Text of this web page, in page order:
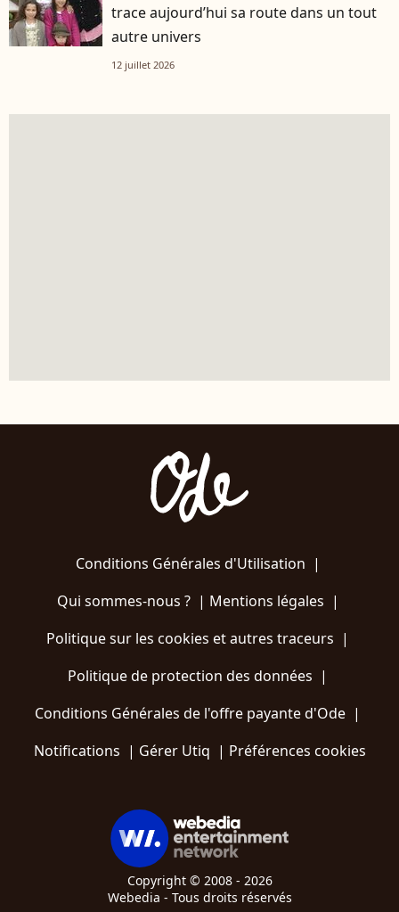
trace aujourd’hui sa route dans un tout
autre univers
12 juillet 2026
Conditions Générales d'Utilisation |
Qui sommes-nous ?| Mentions légales |
Politique sur les cookies et autres traceurs |
Politique de protection des données |
Conditions Générales de l'offre payante d'Ode |
Notifications | Gérer Utiq | Préférences cookies
Copyright © 2008 - 2026
Webedia - Tous droits réservés